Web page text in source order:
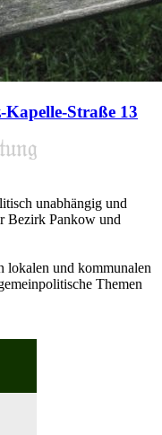
Straße 13
unabhängig und
Bezirk Pankow und
lokalen und kommunalen
Themen